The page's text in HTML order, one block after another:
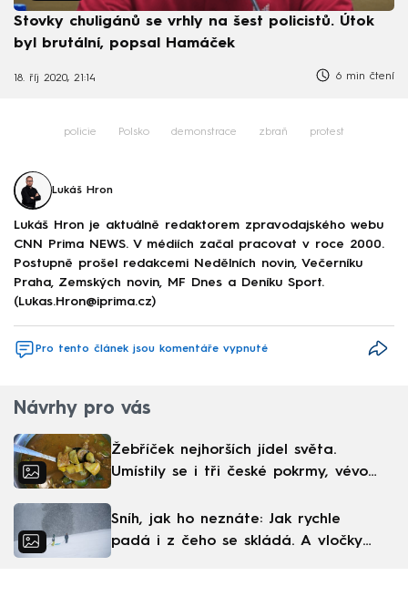
Stovky chuligánů se vrhly na šest policistů. Útok
byl brutální, popsal Hamáček
18. říj 2020, 21:14 6 min čtení
policie Polsko demonstrace zbraň protest
Lukáš Hron
Lukáš Hron je aktuálně redaktorem zpravodajského webu
CNN Prima NEWS. V médiích začal pracovat v roce 2000.
Postupně prošel redakcemi Nedělních novin, Večerníku
Praha, Zemských novin, MF Dnes a Deníku Sport.
(Lukas.Hron@iprima.cz)
Pro tento článek jsou komentáře vypnuté
Návrhy pro vás
Žebříček nejhorších jídel světa.
Umístily se i tři české pokrmy, vévodí
Sníh, jak ho neznáte: Jak rychle
padá i z čeho se skládá. A vločky